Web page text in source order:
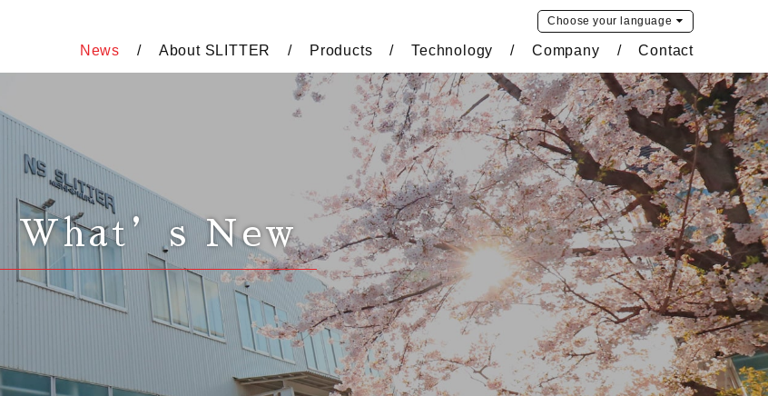
Choose your language
News About SLITTER Products Technology Company Contact
What’s New